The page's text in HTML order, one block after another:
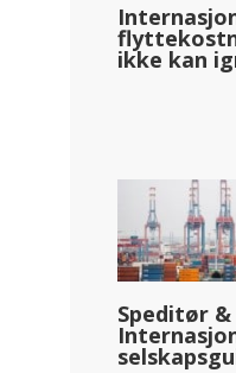
ikke kan
Speditør &